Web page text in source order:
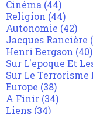
Cinéma (44)
Religion (44)
Autonomie (42)
Jacques Rancière
Henri Bergson (40)
Sur L'epoque Et
Sur Le Terrorisme
Europe (38)
A Finir (34)
Liens (34)